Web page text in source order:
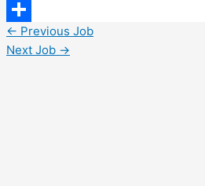
LinkedIn
Share
← Previous Job
Next Job →